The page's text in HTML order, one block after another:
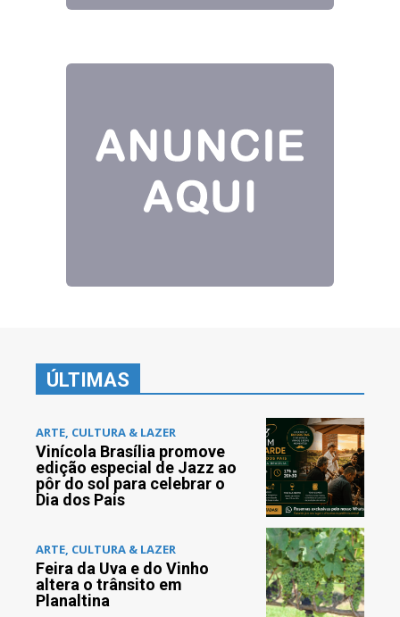
ÚLTIMAS
ARTE, CULTURA & LAZER
Vinícola Brasília promove
edição especial de Jazz ao
pôr do sol para celebrar o
Dia dos Pais
ARTE, CULTURA & LAZER
Feira da Uva e do Vinho
altera o trânsito em
Planaltina